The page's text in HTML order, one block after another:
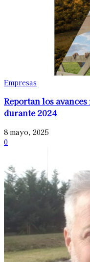
Empresas
Reportan los
durante 2024
8 mayo, 2025
0